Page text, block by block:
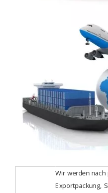
Wir werden
Exportpackung,